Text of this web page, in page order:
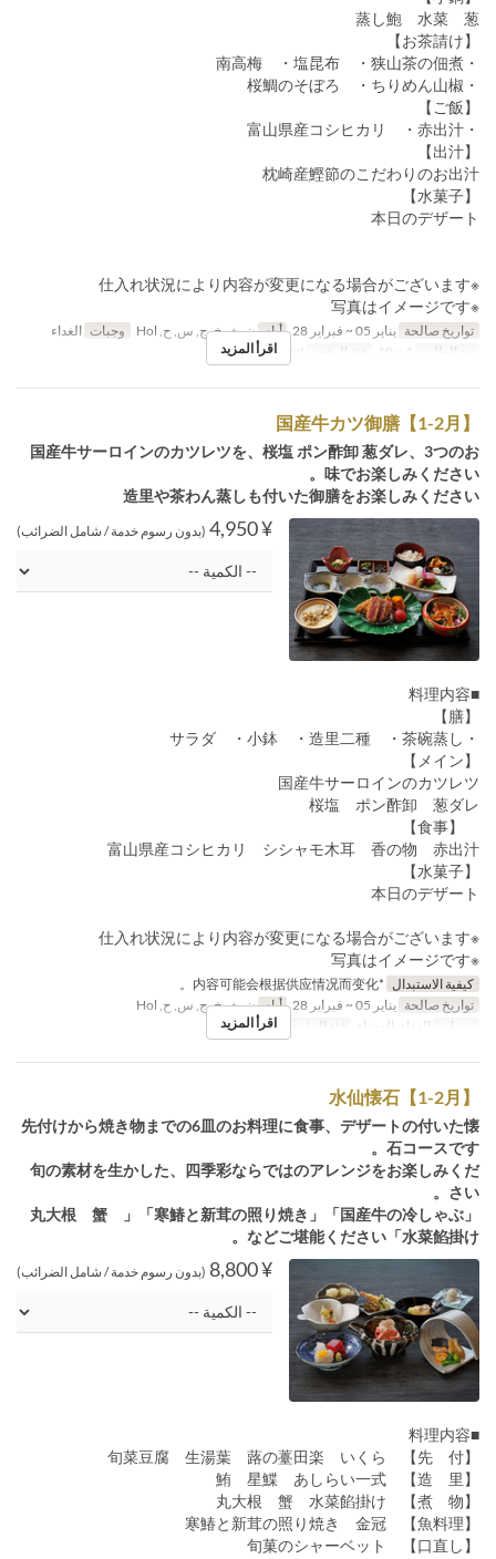
蒸し鮑 水菜 葱
【お茶請け】
・南高梅 ・塩昆布 ・狭山茶の佃煮
・桜鯛のそぼろ ・ちりめん山椒
【ご飯】
・富山県産コシヒカリ ・赤出汁
【出汁】
枕崎産鰹節のこだわりのお出汁
【水菓子】
本日のデザート
※仕入れ状況により内容が変更になる場合がございます
※写真はイメージです
تواريخ صالحة يناير 05 ~ فبراير 28 أيام ن, ث, خ, ج, س, ح, Hol وجبات الغداء
حد الطلب
فئة المقعد اقرأ المزيد
国産牛カツ御膳【1-2月】
国産牛サーロインのカツレツを、桜塩 ポン酢卸 葱ダレ、3つのお
味でお楽しみください。
造里や茶わん蒸しも付いた御膳をお楽しみください
¥ 4,950 (بدون رسوم خدمة / شامل الضرائب)
■料理内容
【膳】
・サラダ ・小鉢 ・造里二種 ・茶碗蒸し
【メイン】
国産牛サーロインのカツレツ
桜塩 ポン酢卸 葱ダレ
【食事】
富山県産コシヒカリ シシャモ木耳 香の物 赤出汁
【水菓子】
本日のデザート
※仕入れ状況により内容が変更になる場合がございます
※写真はイメージです
كيفية الاستبدال *内容可能会根据供应情况而变化。
تواريخ صالحة يناير 05 ~ فبراير 28 أيام ن, ث, خ, ج, س, ح, Hol
وجبات
الغداء, العشاء فئة المقعد اقرأ المزيد
水仙懐石【1-2月】
先付けから焼き物までの6皿のお料理に食事、デザートの付いた懐
石コースです。
旬の素材を生かした、四季彩ならではのアレンジをお楽しみくだ
さい。
「国産牛の冷しゃぶ」「寒鰆と新茸の照り焼き」「丸大根 蟹
水菜餡掛け」などご堪能ください。
¥ 8,800 (بدون رسوم خدمة / شامل الضرائب)
■料理内容
【先 付】 旬菜豆腐 生湯葉 蕗の薹田楽 いくら
【造 里】 鮪 星鰈 あしらい一式
【煮 物】 丸大根 蟹 水菜餡掛け
【魚料理】 寒鰆と新茸の照り焼き 金冠
【口直し】 旬菓のシャーベット